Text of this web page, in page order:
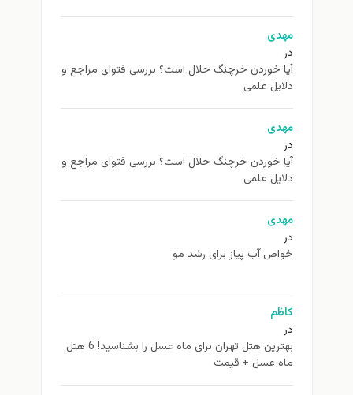
مهدی
در
آیا خوردن خرچنگ حلال است؟ بررسی فتوای مراجع و
دلایل علمی
مهدی
در
آیا خوردن خرچنگ حلال است؟ بررسی فتوای مراجع و
دلایل علمی
مهدی
در
خواص آب پیاز برای رشد مو
کاظم
در
بهترین هتل تهران برای ماه عسل را بشناسید! 6 هتل
ماه عسل + قیمت